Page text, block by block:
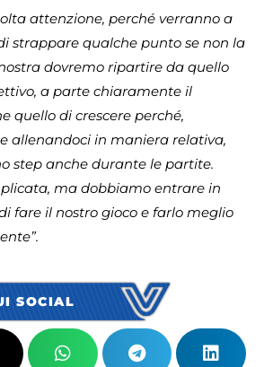
attenzione, perché verranno a
strappare qualche punto se non la
dovremo ripartire da quello
a parte chiaramente il
quello di crescere perché,
allenandoci in maniera relativa,
step anche durante le partite.
ma dobbiamo entrare in
fare il nostro gioco e farlo meglio
SOCIAL